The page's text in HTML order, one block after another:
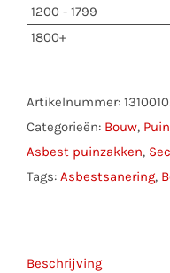
1200 - 1799
1800+
Artikelnummer:
Categorieën: Bouw,
Asbest puinzakken,
Tags: Asbestsanering,
Beschrijving